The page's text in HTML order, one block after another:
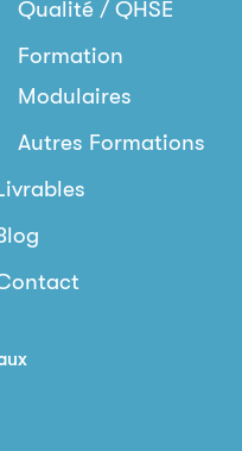
Qualité / QHSE
Formation
Modulaires
Autres Formations